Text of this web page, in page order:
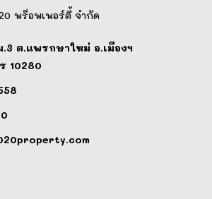
พร็อพเพอร์ตี้ จำกัด
.3 ต.แพรกษาใหม่ อ.เมืองฯ
10280